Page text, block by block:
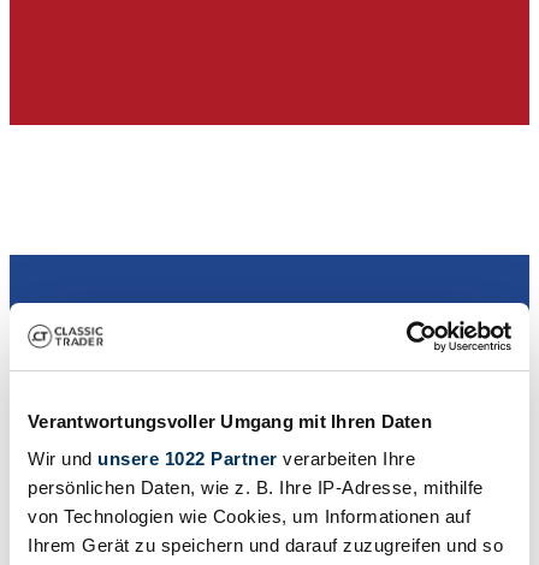
Verantwortungsvoller Umgang mit Ihren Daten
Wir und unsere 1022 Partner verarbeiten Ihre
persönlichen Daten, wie z. B. Ihre IP-Adresse, mithilfe
von Technologien wie Cookies, um Informationen auf
Ihrem Gerät zu speichern und darauf zuzugreifen und so